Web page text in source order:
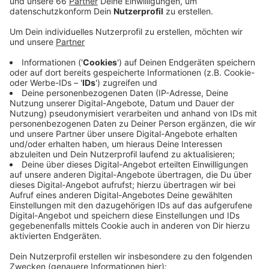
Anzeige
Damit hat das Team weiterhin Chancen auf den
Halbfinaleinzug in der European League of Football.
Dafür muss Fire aber am letzten Spieltag das
Heimspiel gegen Leipzig gewinnen, gleichzeitig muss
der Konkurrent Berlin sein letztes Saisonspiel
verlieren.
Anzeige
Weitere Infos und Links zum Thema
Anzeige
Hier geht es zu Rhein Fire: